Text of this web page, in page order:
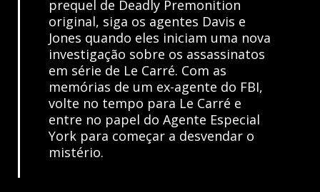
prequel de Deadly Premonition
original, siga os agentes Davis e
Jones quando eles iniciam uma nova
investigação sobre os assassinatos
em série de Le Carré. Com as
memórias de um ex-agente do FBI,
volte no tempo para Le Carré e
entre no papel do Agente Especial
York para começar a desvendar o
mistério.